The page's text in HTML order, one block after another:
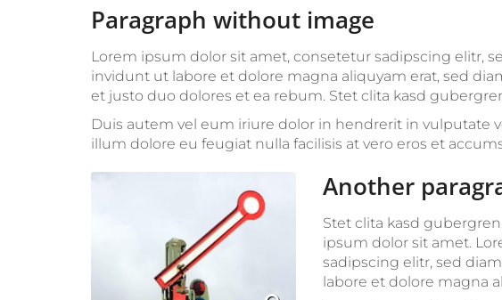
Paragraph without image
Lorem ipsum dolor sit amet, consetetur sadipscing elitr,
invidunt ut labore et dolore magna aliquyam erat, sed
et justo duo dolores et ea rebum. Stet clita kasd
Duis autem vel eum iriure dolor in hendrerit in vulputate
illum dolore eu feugiat nulla facilisis at vero eros et
Another
Stet clita kasd
ipsum dolor sit amet.
sadipscing elitr, sed
labore et dolore magna